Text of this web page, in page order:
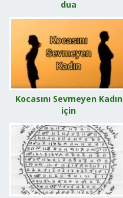
dua
Kocasını Sevmeyen Kadın
için